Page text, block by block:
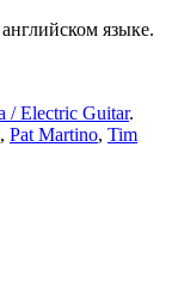
языке.
/ Electric Guitar.
, Pat Martino, Tim